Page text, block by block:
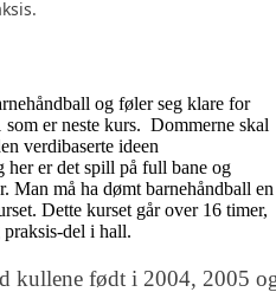
og føler seg klare for
som er neste kurs. Dommerne skal
verdibaserte ideen
her er det spill på full bane og
Man må ha dømt barnehåndball en
Dette kurset går over 16 timer,
del i hall.
kullene født i 2004, 2005